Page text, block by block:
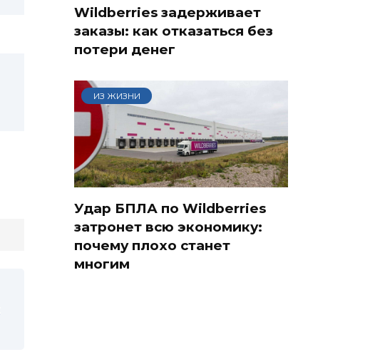
Wildberries задерживает
заказы: как отказаться без
потери денег
ИЗ ЖИЗНИ
Удар БПЛА по Wildberries
затронет всю экономику:
почему плохо станет
многим